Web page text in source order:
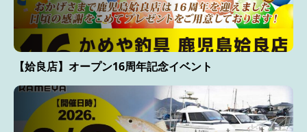
【姶良店】オープン16周年記念イベント